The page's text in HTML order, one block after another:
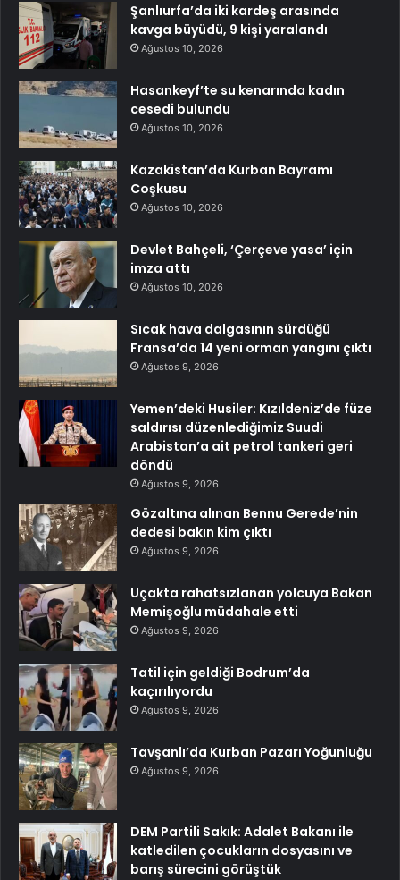
Şanlıurfa’da iki kardeş arasında
kavga büyüdü, 9 kişi yaralandı
Ağustos 10, 2026
Hasankeyf’te su kenarında kadın
cesedi bulundu
Ağustos 10, 2026
Kazakistan’da Kurban Bayramı
Coşkusu
Ağustos 10, 2026
Devlet Bahçeli, ‘Çerçeve yasa’ için
imza attı
Ağustos 10, 2026
Sıcak hava dalgasının sürdüğü
Fransa’da 14 yeni orman yangını çıktı
Ağustos 9, 2026
Yemen’deki Husiler: Kızıldeniz’de füze
saldırısı düzenlediğimiz Suudi
Arabistan’a ait petrol tankeri geri
döndü
Ağustos 9, 2026
Gözaltına alınan Bennu Gerede’nin
dedesi bakın kim çıktı
Ağustos 9, 2026
Uçakta rahatsızlanan yolcuya Bakan
Memişoğlu müdahale etti
Ağustos 9, 2026
Tatil için geldiği Bodrum’da
kaçırılıyordu
Ağustos 9, 2026
Tavşanlı’da Kurban Pazarı Yoğunluğu
Ağustos 9, 2026
DEM Partili Sakık: Adalet Bakanı ile
katledilen çocukların dosyasını ve
barış sürecini görüştük